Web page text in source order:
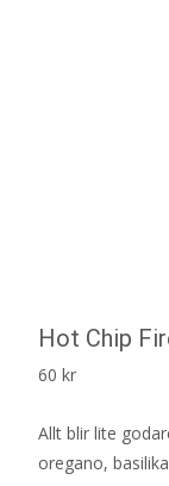
Hot Chip
60 kr
Allt blir lite
oregano,